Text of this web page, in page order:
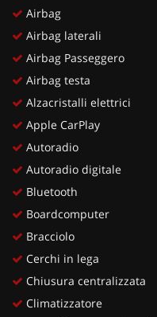
Airbag
Airbag laterali
Airbag Passeggero
Airbag testa
Alzacristalli elettrici
Apple CarPlay
Autoradio
Autoradio digitale
Bluetooth
Boardcomputer
Bracciolo
Cerchi in lega
Chiusura centralizzata
Climatizzatore